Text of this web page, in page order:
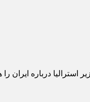
درباره ایران